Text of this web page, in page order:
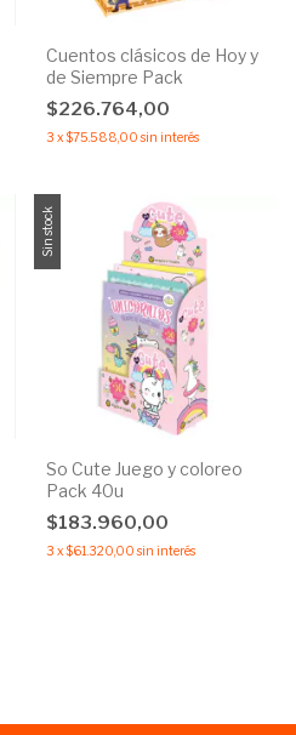
Cuentos clásicos de Hoy y
de Siempre Pack
$226.764,00
3 x$75.588,00 sin interés
Sin stock
So Cute Juego y coloreo
Pack 40u
$183.960,00
3 x$61.320,00 sin interés